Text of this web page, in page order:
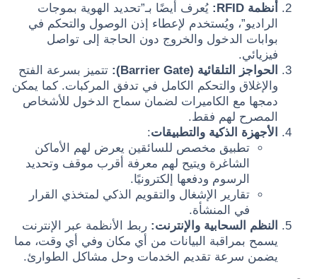
أنظمة RFID:
يُعرف أيضًا بـ”تحديد الهوية بموجات
الراديو”، ويُستخدم لإعطاء إذن الوصول والتحكم في
بوابات الدخول والخروج دون الحاجة إلى تواصل
فيزيائي.
الحواجز التلقائية (Barrier Gate):
تتميز بسرعة الفتح
والإغلاق والتحكم الكامل في تدفق المركبات. كما يمكن
دمجها مع الكاميرات لضمان سماح الدخول للأشخاص
المصرح لهم فقط.
الأجهزة الذكية والتطبيقات:
تطبيق مخصص للسائقين يعرض لهم الأماكن
الشاغرة ويتيح لهم معرفة أقرب موقف وتحديد
الرسوم ودفعها إلكترونيًا.
تقارير الإشغال والتقويم الذكي لمتخذي القرار
في المنشأة.
النظم السحابية والإنترنت: ربط الأنظمة عبر الإنترنت
يسمح بمراقبة البيانات من أي مكان وفي أي وقت، مما
يضمن سرعة تقديم الخدمات وحل مشاكل الطوارئ.